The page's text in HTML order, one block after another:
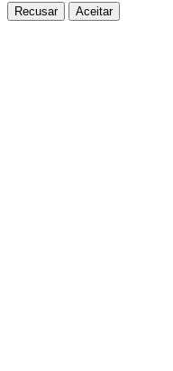
Recusar Aceitar